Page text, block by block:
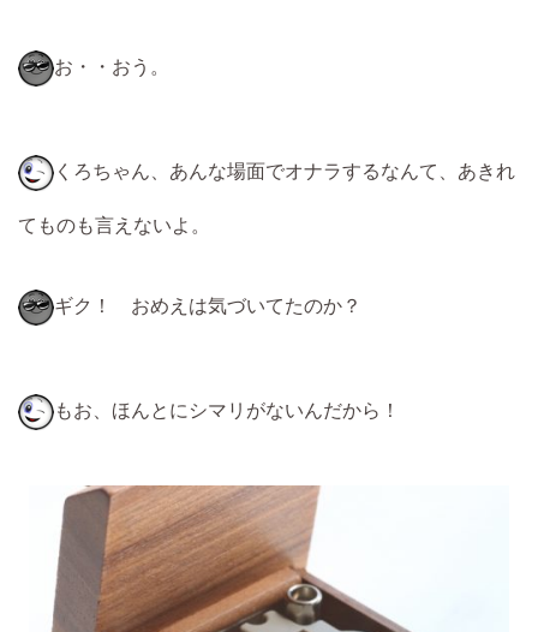
お・・おう。
くろちゃん、あんな場面でオナラするなんて、あきれ
てものも言えないよ。
ギク！ おめえは気づいてたのか？
もお、ほんとにシマリがないんだから！